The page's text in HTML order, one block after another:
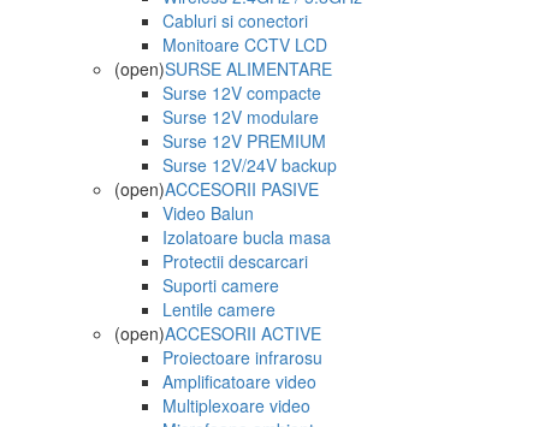
Cabluri si conectori
Monitoare CCTV LCD
(open)SURSE ALIMENTARE
Surse 12V compacte
Surse 12V modulare
Surse 12V PREMIUM
Surse 12V/24V backup
(open)ACCESORII PASIVE
Video Balun
Izolatoare bucla masa
Protectii descarcari
Suporti camere
Lentile camere
(open)ACCESORII ACTIVE
Proiectoare infrarosu
Amplificatoare video
Multiplexoare video